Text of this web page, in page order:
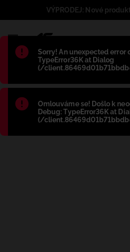
Błąd:
Sorry! An unexpected error
TypeError36K at Dialog
(/
Błąd:
Omlouváme se! Došlo k
Debug: TypeError36K at
(/
VÝPRODEJ: Nové